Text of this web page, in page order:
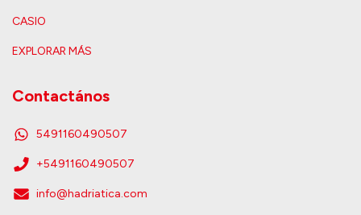
CASIO
EXPLORAR MÁS
Contactános
5491160490507
+5491160490507
info@hadriatica.com